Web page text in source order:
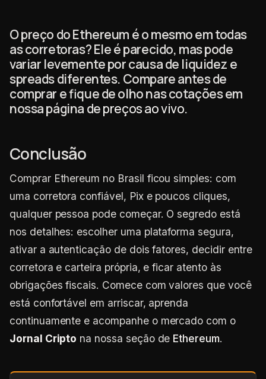
O preço do Ethereum é o mesmo em todas
as corretoras? Ele é parecido, mas pode
variar levemente por causa de liquidez e
spreads diferentes. Compare antes de
comprar e fique de olho nas cotações em
nossa página depreços ao vivo.
Conclusão
Comprar Ethereum no Brasil ficou simples: com
uma corretora confiável, Pix e poucos cliques,
qualquer pessoa pode começar. O segredo está
nos detalhes: escolher uma plataforma segura,
ativar a autenticação de dois fatores, decidir entre
corretora e carteira própria, e ficar atento às
obrigações fiscais. Comece com valores que você
está confortável em arriscar, aprenda
continuamente e acompanhe o mercado com o
Jornal Cripto na nossa seção de Ethereum.